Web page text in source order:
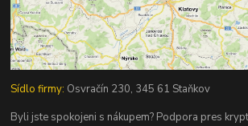
Sídlo firmy: Osvračín 230, 345 61 Staňkov
Byli jste spokojeni s nákupem? Podpora pres